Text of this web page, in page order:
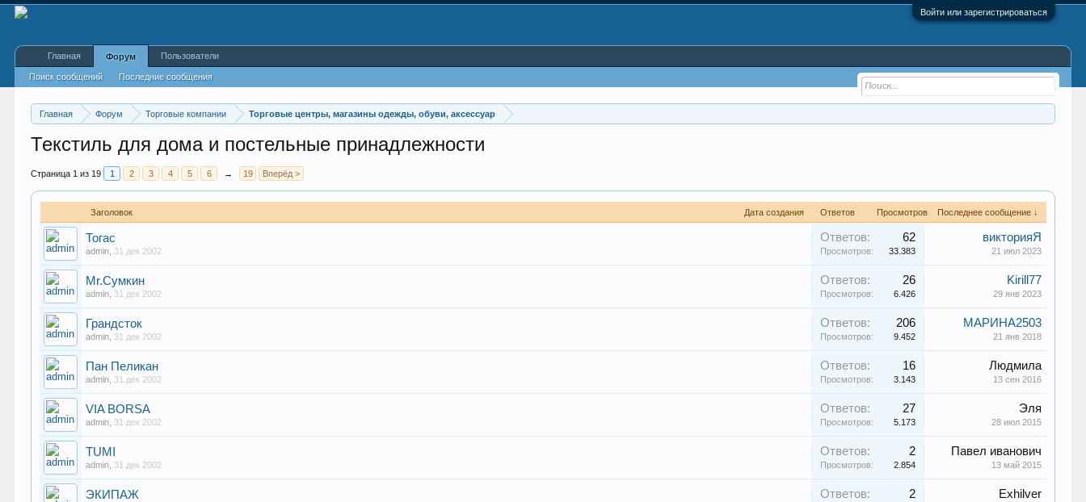
Войти или зарегистрироваться
Главная Форум Торговые компании Торговые центры, магазины одежды, обуви, аксессуар
Текстиль для дома и постельные принадлежности
Страница 1 из 19 1 2 3 4 5 6 → 19 Вперёд >
Заголовок Дата создания Ответов Просмотров Последнее сообщение ↓
Тогас
admin 31 дек 2002
Ответов: 62
Просмотров: 33.383
викторияЯ
21 июл 2023
Mr.Сумкин
admin 31 дек 2002
Ответов: 26
Просмотров: 6.426
Kirill77
29 янв 2023
Грандсток
admin 31 дек 2002
Ответов: 206
Просмотров: 9.452
МАРИНА2503
21 янв 2018
Пан Пеликан
admin 31 дек 2002
Ответов: 16
Просмотров: 3.143
Людмила
13 сен 2016
VIA BORSA
admin 31 дек 2002
Ответов: 27
Просмотров: 5.173
Эля
28 июл 2015
TUMI
admin 31 дек 2002
Ответов: 2
Просмотров: 2.854
Павел иванович
13 май 2015
ЭКИПАЖ Ответов: 2 Exhilver
Главная Форум
Поиск сообщений Последние сообщения
Пользователи